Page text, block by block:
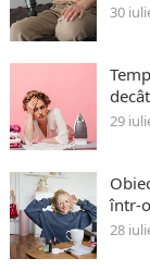
30
29
într-
28